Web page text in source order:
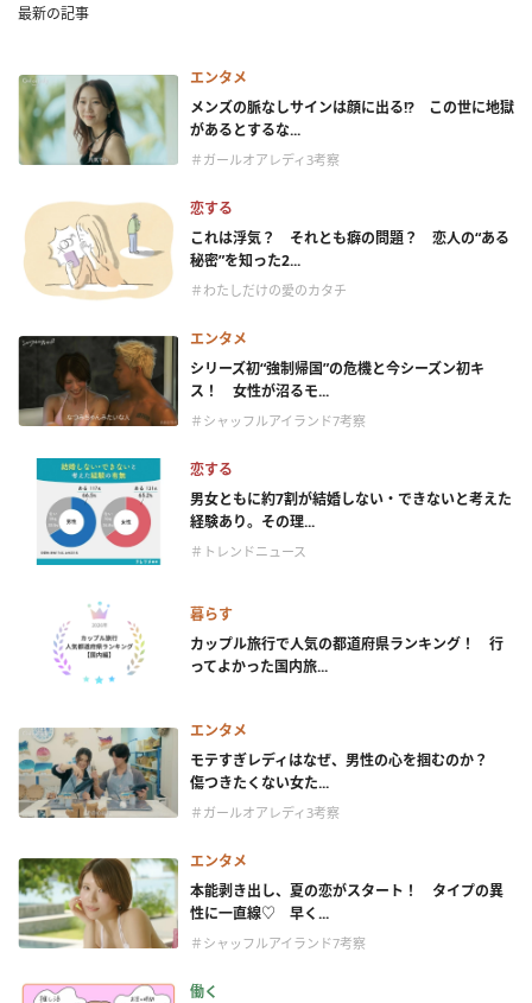
最新の記事
エンタメ
メンズの脈なしサインは顔に出る!? この世に地獄
があるとするな...
＃ガールオアレディ3考察
恋する
これは浮気？ それとも癖の問題？ 恋人の“ある
秘密”を知った2...
＃わたしだけの愛のカタチ
エンタメ
シリーズ初“強制帰国”の危機と今シーズン初キ
ス！ 女性が沼るモ...
＃シャッフルアイランド7考察
恋する
男女ともに約7割が結婚しない・できないと考えた
経験あり。その理...
＃トレンドニュース
暮らす
カップル旅行で人気の都道府県ランキング！ 行
ってよかった国内旅...
エンタメ
モテすぎレディはなぜ、男性の心を掴むのか？
傷つきたくない女た...
＃ガールオアレディ3考察
エンタメ
本能剥き出し、夏の恋がスタート！ タイプの異
性に一直線♡ 早く...
＃シャッフルアイランド7考察
働く